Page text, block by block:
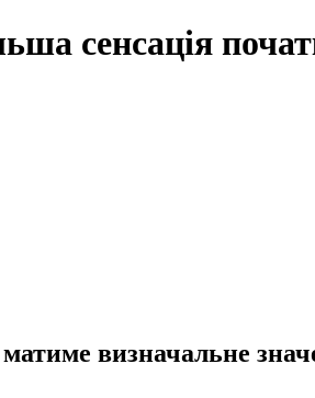
сенсація
визначальне